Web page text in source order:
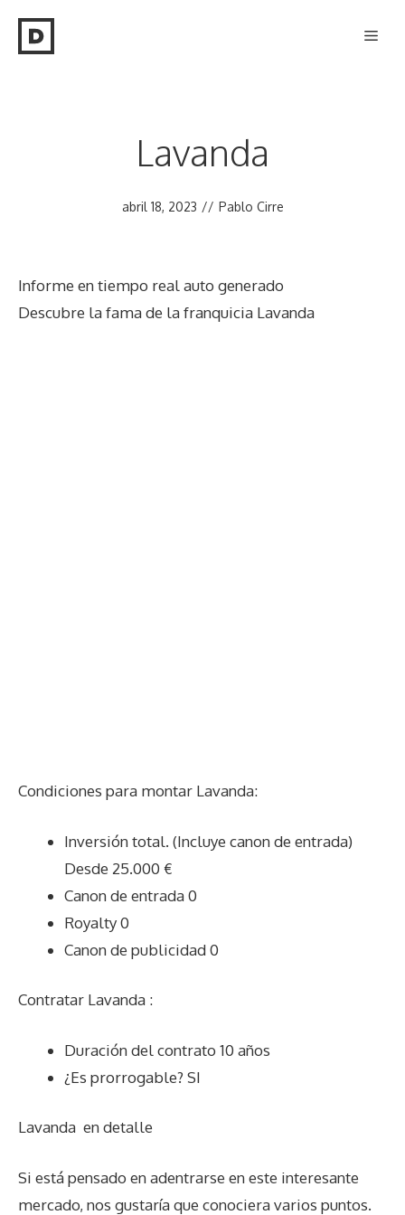
Lavanda
abril 18, 2023 // Pablo Cirre
Informe en tiempo real auto generado
Descubre la fama de la franquicia Lavanda
Condiciones para montar Lavanda:
Inversión total. (Incluye canon de entrada)
Desde 25.000 €
Canon de entrada 0
Royalty 0
Canon de publicidad 0
Contratar Lavanda :
Duración del contrato 10 años
¿Es prorrogable? SI
Lavanda en detalle
Si está pensado en adentrarse en este interesante
mercado, nos gustaría que conociera varios puntos.